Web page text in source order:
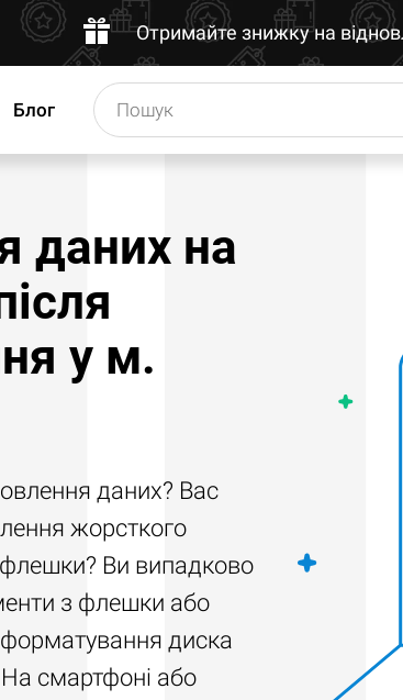
Отримайте знижку на
Блог
даних на
у м.
даних? Вас
жорсткого
Ви випадково
з флешки або
форматування диска
На смартфоні або